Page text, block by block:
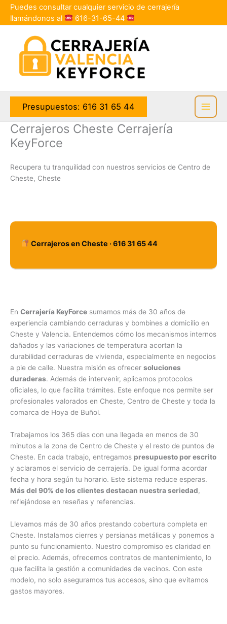
contenido
Puedes consultar cualquier servicio de cerrajería
llamándonos al
616-31-65-44
Presupuestos: 616 31 65 44
Cerrajeros Cheste Cerrajería
KeyForce
Recupera tu tranquilidad con nuestros servicios de Centro de
Cheste, Cheste
Cerrajeros en Cheste · 616 31 65 44
En Cerrajería KeyForce sumamos más de 30 años de
experiencia cambiando cerraduras y bombines a domicilio en
Cheste y Valencia. Entendemos cómo los mecanismos internos
dañados y las variaciones de temperatura acortan la
durabilidad cerraduras de vivienda, especialmente en negocios
a pie de calle. Nuestra misión es ofrecer soluciones
duraderas. Además de intervenir, aplicamos protocolos
oficiales, lo que facilita trámites. Este enfoque nos permite ser
profesionales valorados en Cheste, Centro de Cheste y toda la
comarca de Hoya de Buñol.
Trabajamos los 365 días con una llegada en menos de 30
minutos a la zona de Centro de Cheste y el resto de puntos de
Cheste. En cada trabajo, entregamos presupuesto por escrito
y aclaramos el servicio de cerrajería. De igual forma acordar
fecha y hora según tu horario. Este sistema reduce esperas.
Más del 90% de los clientes destacan nuestra seriedad,
reflejándose en reseñas y referencias.
Llevamos más de 30 años prestando cobertura completa en
Cheste. Instalamos cierres y persianas metálicas y ponemos a
punto su funcionamiento. Nuestro compromiso es claridad en
el precio. Además, ofrecemos contratos de mantenimiento, lo
que facilita la gestión a comunidades de vecinos. Con este
modelo, no solo aseguramos tus accesos, sino que evitamos
gastos mayores.